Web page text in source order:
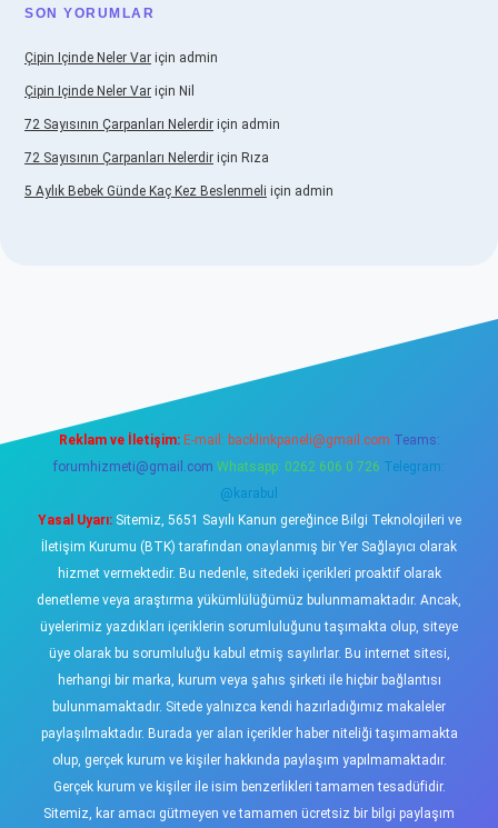
SON YORUMLAR
Çipin Içinde Neler Var için admin
Çipin Içinde Neler Var için Nil
72 Sayısının Çarpanları Nelerdir için admin
72 Sayısının Çarpanları Nelerdir için Rıza
5 Aylık Bebek Günde Kaç Kez Beslenmeli için admin
Reklam ve İletişim: E-mail: backlinkpaneli@gmail.com Teams:
forumhizmeti@gmail.com Whatsapp: 0262 606 0 726 Telegram:
@karabul
Yasal Uyarı:Sitemiz, 5651 Sayılı Kanun gereğince Bilgi Teknolojileri ve
İletişim Kurumu (BTK) tarafından onaylanmış bir Yer Sağlayıcı olarak
hizmet vermektedir. Bu nedenle, sitedeki içerikleri proaktif olarak
denetleme veya araştırma yükümlülüğümüz bulunmamaktadır. Ancak,
üyelerimiz yazdıkları içeriklerin sorumluluğunu taşımakta olup, siteye
üye olarak bu sorumluluğu kabul etmiş sayılırlar. Bu internet sitesi,
herhangi bir marka, kurum veya şahıs şirketi ile hiçbir bağlantısı
bulunmamaktadır. Sitede yalnızca kendi hazırladığımız makaleler
paylaşılmaktadır. Burada yer alan içerikler haber niteliği taşımamakta
olup, gerçek kurum ve kişiler hakkında paylaşım yapılmamaktadır.
Gerçek kurum ve kişiler ile isim benzerlikleri tamamen tesadüfidir.
Sitemiz, kar amacı gütmeyen ve tamamen ücretsiz bir bilgi paylaşım